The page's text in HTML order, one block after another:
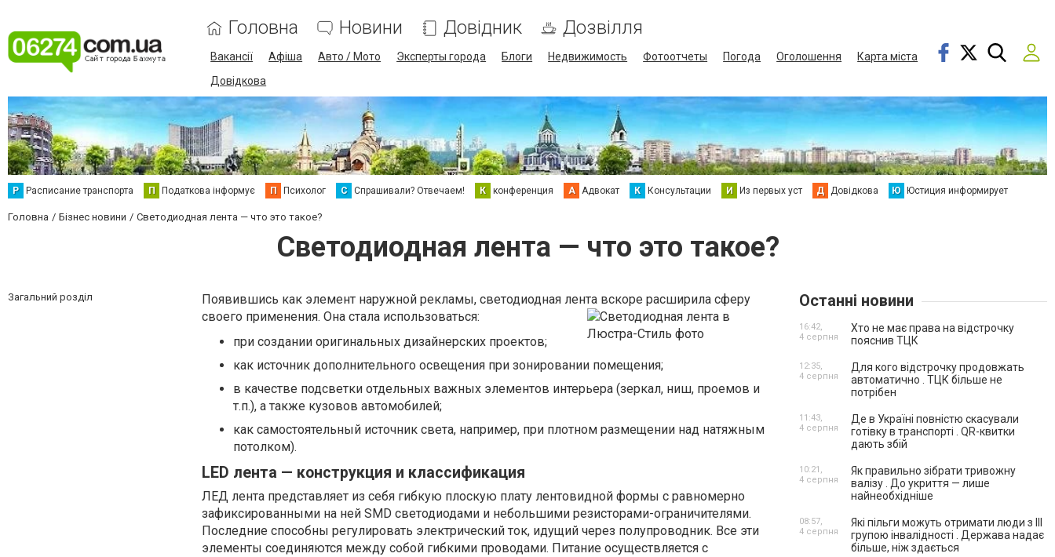
Головна Новини Довідник Дозвілля
Вакансії Афіша Авто / Мото Эксперты города Блоги Недвижимость Фотоотчеты Погода Оголошення
Карта міста
Довідкова
Р Расписание транспорта П Податкова інформує П Психолог С Спрашивали? Отвечаем! К конференция А Адвокат К Консультации И Из первых уст Д Довідкова Ю Юстиция информирует
Головна Бізнес новини Светодиодная лента — что это такое?
Светодиодная лента — что это такое?
Загальний розділ
Появившись как элемент наружной рекламы, светодиодная лента вскоре расширила сферу
своего применения. Она стала использоваться:
при создании оригинальных дизайнерских проектов;
как источник дополнительного освещения при зонировании помещения;
в качестве подсветки отдельных важных элементов интерьера (зеркал, ниш, проемов и
т.п.), а также кузовов автомобилей;
как самостоятельный источник света, например, при плотном размещении над натяжным
потолком).
LED лента — конструкция и классификация
ЛЕД лента представляет из себя гибкую плоскую плату лентовидной формы с равномерно
зафиксированными на ней SMD светодиодами и небольшими резисторами-ограничителями.
Последние способны регулировать электрический ток, идущий через полупроводник. Все эти
элементы соединяются между собой гибкими проводами. Питание осуществляется с
Останні новини
Хто не має права на відстрочку
пояснив ТЦК
16:42,
4 серпня
Для кого відстрочку продовжать
автоматично . ТЦК більше не
потрібен
12:35,
4 серпня
Де в Україні повністю скасували
готівку в транспорті . QR-квитки
дають збій
11:43,
4 серпня
Як правильно зібрати тривожну
валізу . До укриття — лише
найнеобхідніше
10:21,
4 серпня
Які пільги можуть отримати люди з III
групою інвалідності . Держава надає
більше, ніж здається
08:57,
4 серпня